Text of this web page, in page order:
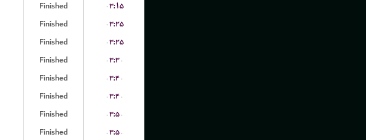
Finished
۰۳:۱۵
Finished
۰۳:۲۵
Finished
۰۳:۲۵
Finished
۰۳:۳۰
Finished
۰۳:۴۰
Finished
۰۳:۴۰
Finished
۰۳:۵۰
Finished
۰۳:۵۰